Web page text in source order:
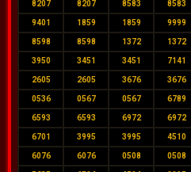
8207 8207 8583 8583
9401 1859 1859 9999
8598 8598 1372 1372
3950 3451 3451 7141
2605 2605 3676 3676
0536 0567 0567 6789
6593 6593 6972 6972
6701 3995 3995 4510
6076 6076 0508 0508